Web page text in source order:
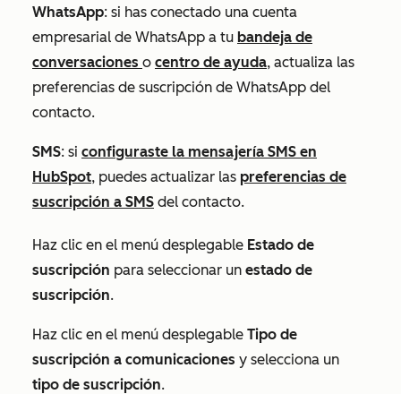
WhatsApp: si has conectado una cuenta
empresarial de WhatsApp a tu bandeja de
conversaciones o centro de ayuda, actualiza las
preferencias de suscripción de WhatsApp del
contacto.
SMS: si configuraste la mensajería SMS en
HubSpot, puedes actualizar las preferencias de
suscripción a SMS del contacto.
Haz clic en el menú desplegable Estado de
suscripción para seleccionar un estado de
suscripción.
Haz clic en el menú desplegable Tipo de
suscripción a comunicaciones y selecciona un
tipo de suscripción.